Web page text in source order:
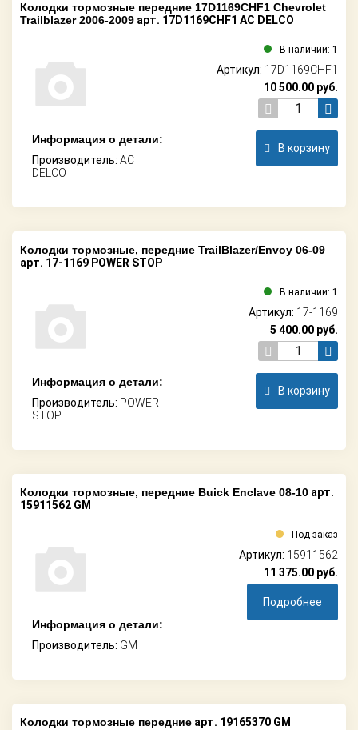
Колодки тормозные, передние Buick Enclave 08-10 арт.
15911562 GM
Информация о детали:
Производитель: GM
Под заказ
Артикул: 15911562
11 375.00 руб.
Подробнее
Колодки тормозные передние арт. 19165370 GM
Колодки тормозные передние 17D1169CHF1 Chevrolet
Trailblazer 2006-2009 арт. 17D1169CHF1 AC DELCO
Информация о детали:
Производитель: AC
DELCO
В наличии: 1
Артикул: 17D1169CHF1
10 500.00 руб.
В корзину
Колодки тормозные, передние TrailBlazer/Envoy 06-09
арт. 17-1169 POWER STOP
Информация о детали:
Производитель: POWER
STOP
В наличии: 1
Артикул: 17-1169
5 400.00 руб.
В корзину